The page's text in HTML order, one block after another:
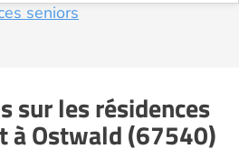
seniors
sur les résidences
à Ostwald (67540)